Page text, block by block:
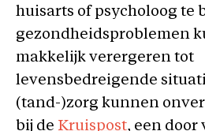
huisarts of psycholoog te
gezondheidsproblemen
makkelijk verergeren tot
levensbedreigende
(tand-)zorg kunnen
bij de Kruispost, een